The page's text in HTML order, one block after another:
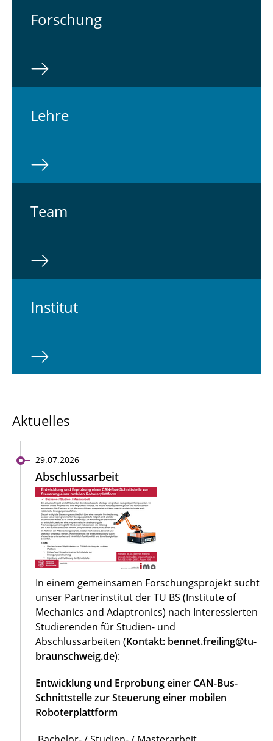
For­schung
Lehre
Team
In­sti­tut
Aktuelles
29.07.2026
Abschlussarbeit
In einem gemeinsamen Forschungsprojekt sucht
unser Partnerinstitut der TU BS (Institute of
Mechanics and Adaptronics) nach Interessierten
Studierenden für Studien- und
Abschlussarbeiten (Kontakt: bennet.freiling@tu-
braunschweig.de):
Entwicklung und Erprobung einer CAN-Bus-
Schnittstelle zur Steuerung einer mobilen
Roboterplattform